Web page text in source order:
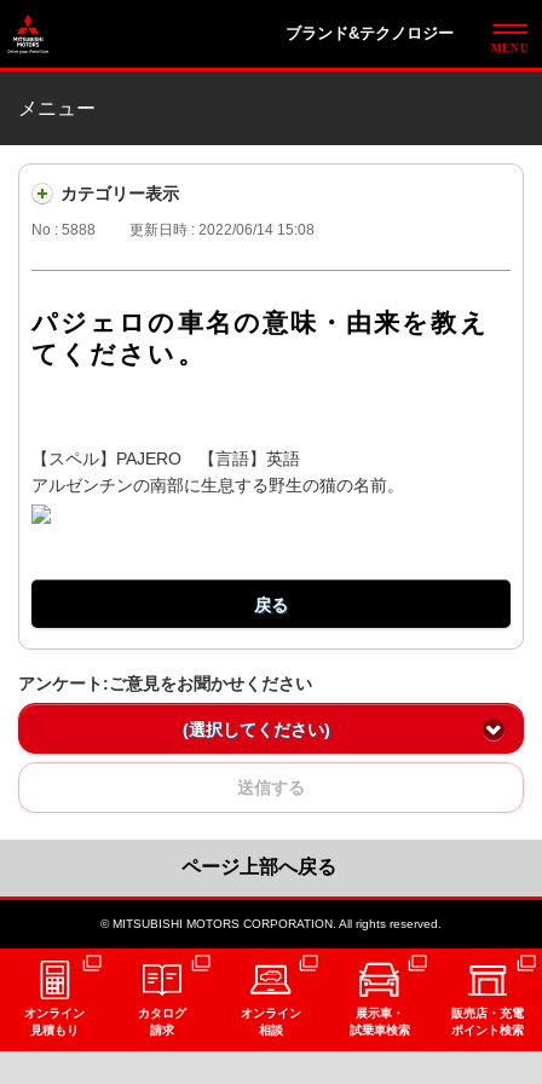
ブランド&テクノロジー
メニュー
カテゴリー表示
No : 5888 更新日時 : 2022/06/14 15:08
パジェロの車名の意味・由来を教え
てください。
【スペル】PAJERO 【言語】英語
アルゼンチンの南部に生息する野生の猫の名前。
戻る
アンケート:ご意見をお聞かせください
(選択してください)
送信する
ページ上部へ戻る
© MITSUBISHI MOTORS CORPORATION. All rights reserved.
オンライン
見積もり
カタログ
請求
オンライン
相談
展示車・
試乗車検索
販売店・充電
ポイント検索